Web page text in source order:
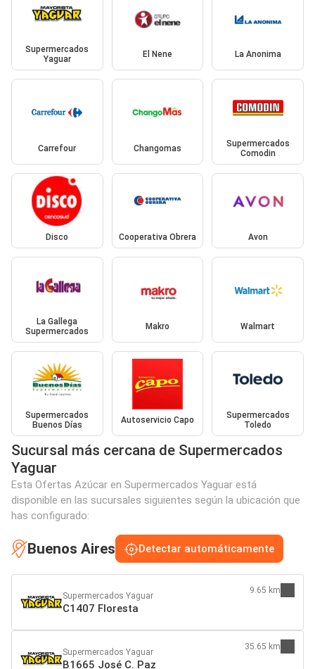
Supermercados
Yaguar
El Nene La Anonima
Carrefour Changomas
Supermercados
Comodin
Disco Cooperativa Obrera Avon
La Gallega
Supermercados
Makro Walmart
Supermercados
Buenos Días
Autoservicio Capo
Supermercados
Toledo
Sucursal más cercana de Supermercados
Yaguar
Esta Ofertas Azúcar en Supermercados Yaguar está
disponible en las sucursales siguientes según la ubicación que
has configurado:
Buenos Aires Detectar automáticamente
Supermercados Yaguar
C1407 Floresta
9.65 km
Supermercados Yaguar
B1665 José C. Paz
35.65 km